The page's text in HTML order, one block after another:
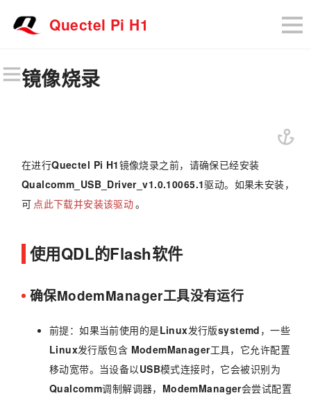
Quectel Pi H1
镜像烧录
在进行Quectel Pi H1镜像烧录之前，请确保已经安装
Qualcomm_USB_Driver_v1.0.10065.1驱动。如果未安装，
可 点此下载并安装该驱动。
使用QDL的Flash软件
确保ModemManager工具没有运行
前提：如果当前使用的是Linux发行版systemd ，一些
Linux发行版包含 ModemManager工具，它允许配置
移动宽带。当设备以USB模式连接时，它会被识别为
Qualcomm调制解调器， ModemManager会尝试配置